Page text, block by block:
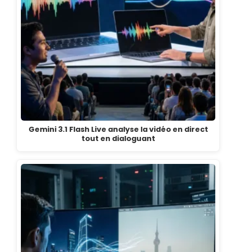
Gemini 3.1 Flash Live analyse la vidéo en direct
tout en dialoguant